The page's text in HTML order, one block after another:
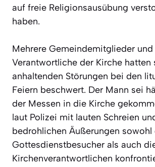
auf freie Religionsausübung
haben.
Mehrere Gemeindemitglieder und
Verantwortliche der Kirche hatten
anhaltenden Störungen bei den
Feiern beschwert. Der Mann sei
der Messen in die Kirche
laut Polizei mit lauten Schreien
bedrohlichen Äußerungen sowohl
Gottesdienstbesucher als auch
Kirchenverantwortlichen